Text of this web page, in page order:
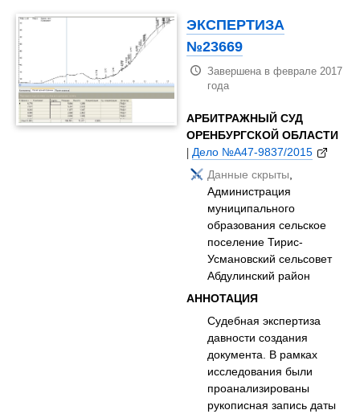
ЭКСПЕРТИЗА
№23669
Завершена в феврале 2017
года
АРБИТРАЖНЫЙ СУД
ОРЕНБУРГСКОЙ ОБЛАСТИ
|Дело №А47-9837/2015
Данные скрыты,
Администрация
муниципального
образования сельское
поселение Тирис-
Усмановский сельсовет
Абдулинский район
АННОТАЦИЯ
Судебная экспертиза
давности создания
документа. В рамках
исследования были
проанализированы
рукописная запись даты